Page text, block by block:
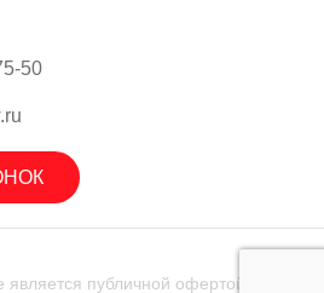
50
публичной офертой.